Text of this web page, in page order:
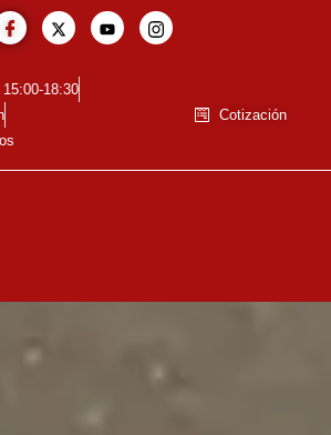
Cotización
18:30